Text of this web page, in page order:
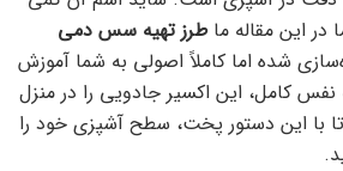
در این مقاله ماطرز تهیه سس دمی
شده اما کاملاً اصولی به شما آموزش
نفس کامل، این اکسیر جادویی را در منزل
با این دستور پخت، سطح آشپزی خود را